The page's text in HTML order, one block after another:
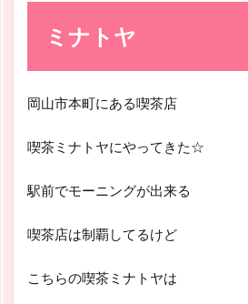
ミナトヤ
岡山市本町にある喫茶店
喫茶ミナトヤにやってきた☆
駅前でモーニングが出来る
喫茶店は制覇してるけど
こちらの喫茶ミナトヤは